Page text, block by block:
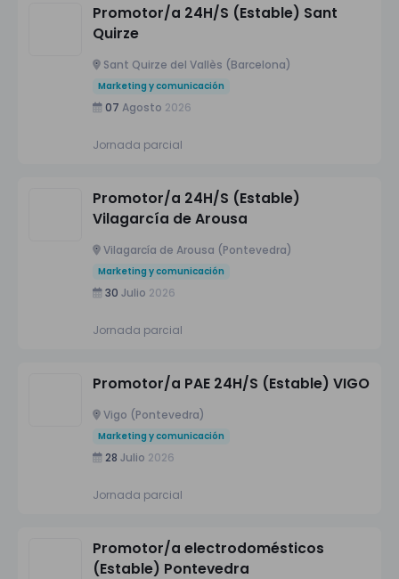
Promotor/a 24H/S (Estable) Sant
Quirze
Sant Quirze del Vallès (Barcelona)
Marketing y comunicación
07 Agosto 2026
Jornada parcial
Promotor/a 24H/S (Estable)
Vilagarcía de Arousa
Vilagarcía de Arousa (Pontevedra)
Marketing y comunicación
30 Julio 2026
Jornada parcial
Promotor/a PAE 24H/S (Estable) VIGO
Vigo (Pontevedra)
Marketing y comunicación
28 Julio 2026
Jornada parcial
Promotor/a electrodomésticos
(Estable) Pontevedra